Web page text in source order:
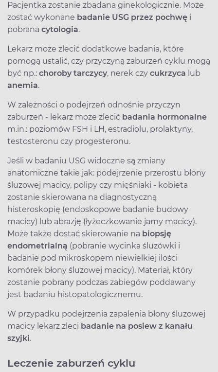
Pacjentka zostanie zbadana ginekologicznie. Może
zostać wykonane badanie USG przez pochwę i
pobrana cytologia.
Lekarz może zlecić dodatkowe badania, które
pomogą ustalić, czy przyczyną zaburzeń cyklu mogą
być np.: choroby tarczycy, nerek czy cukrzyca lub
anemia.
W zależności o podejrzeń odnośnie przyczyn
zaburzeń - lekarz może zlecić badania hormonalne
m.in.: poziomów FSH i LH, estradiolu, prolaktyny,
testosteronu czy progesteronu.
Jeśli w badaniu USG widoczne są zmiany
anatomiczne takie jak: podejrzenie przerostu błony
śluzowej macicy, polipy czy mięśniaki - kobieta
zostanie skierowana na diagnostyczną
histeroskopię (endoskopowe badanie budowy
macicy) lub abrazję (łyżeczkowanie jamy macicy).
Może także dostać skierowanie na biopsję
endometrialną (pobranie wycinka śluzówki i
badanie pod mikroskopem niewielkiej ilości
komórek błony śluzowej macicy). Materiał, który
zostanie pobrany podczas zabiegów poddawany
jest badaniu histopatologicznemu.
W przypadku podejrzenia zapalenia błony śluzowej
macicy lekarz zleci badanie na posiew z kanału
szyjki.
Leczenie zaburzeń cyklu